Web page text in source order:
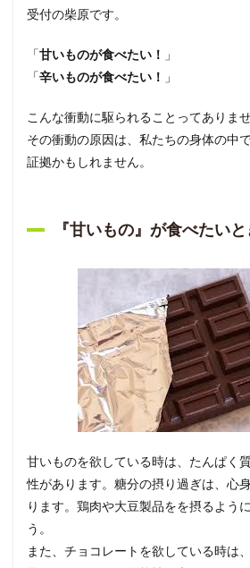
受付の柴原です。
「甘いものが食べたい！ 」
「辛いものが食べたい！ 」
こんな衝動に駆られることってありま
その衝動の原因は、私たちの身体の中
証拠かもしれません。
『甘いもの』が食べたいと
甘いものを欲している時は、たんぱく
性があります。糖分の摂り過ぎは、心
ります。鶏肉や大豆製品をを摂るよう
う。
また、チョコレートを欲している時は